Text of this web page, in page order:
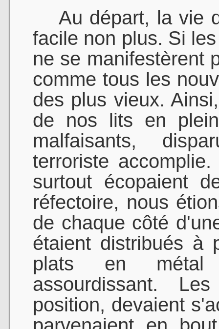
Au départ, la vie
facile non plus. Si
ne se manifestèrent
comme tous les
des plus vieux.
de nos lits en
malfaisants,
terroriste
surtout écopaient
réfectoire, nous
de chaque côté
étaient distribués à
plats en métal
assourdissant.
position, devaient